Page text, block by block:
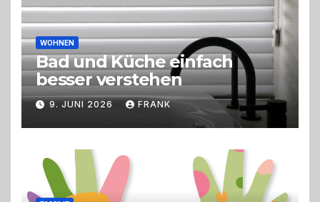
WOHNEN
Bad und Küche einfach
besser verstehen
9. JUNI 2026 FRANK